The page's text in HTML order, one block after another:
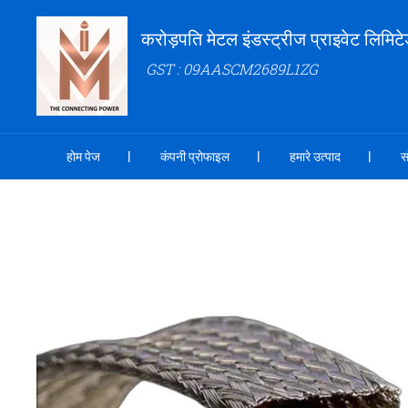
करोड़पति मेटल इंडस्ट्रीज प्राइवेट
GST : 09AASCM2689L1ZG
होम पेज कंपनी प्रोफाइल हमारे उत्पाद